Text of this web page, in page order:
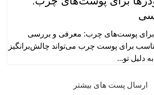
برای پوست‌های چرب: معرفی و بررسی
برای پوست چرب می‌تواند چالش‌برانگیز
دلیل تو...
ارسال پست های بیشتر